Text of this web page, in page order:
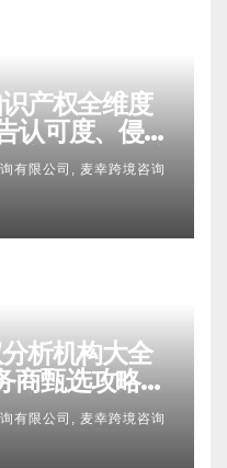
产权全维度
析机构大全